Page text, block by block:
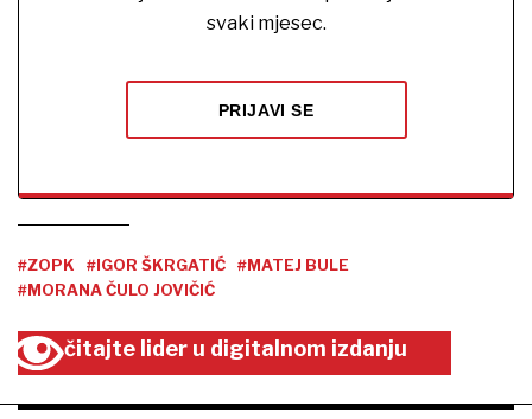
svaki mjesec.
PRIJAVI SE
#ZOPK #IGOR ŠKRGATIĆ
#MATEJ BULE
#MORANA ČULO JOVIČIĆ
čitajte lider u digitalnom izdanju